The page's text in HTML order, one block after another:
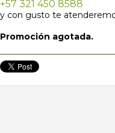
+57 321 450 8588
y con gusto te
Promoción agotada.